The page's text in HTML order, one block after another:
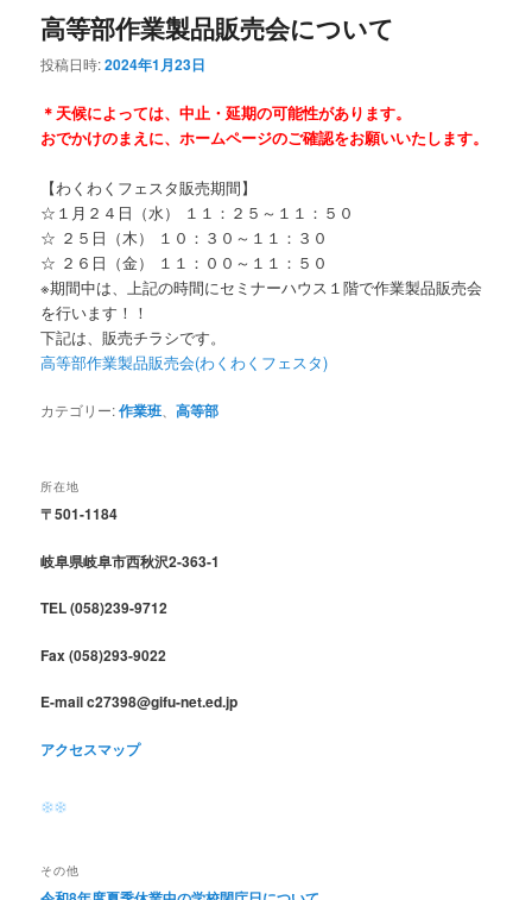
高等部作業製品販売会について
投稿日時:2024年1月23日
＊天候によっては、中止・延期の可能性があります。
おでかけのまえに、ホームページのご確認をお願いいたします。
【わくわくフェスタ販売期間】
☆１月２４日（水） １１：２５～１１：５０
☆ ２５日（木） １０：３０～１１：３０
☆ ２６日（金） １１：００～１１：５０
※期間中は、上記の時間にセミナーハウス１階で作業製品販売会
を行います！！
下記は、販売チラシです。
高等部作業製品販売会(わくわくフェスタ)
カテゴリー:作業班 、高等部
所在地
〒501-1184
岐阜県岐阜市西秋沢2-363-1
TEL (058)239-9712
Fax (058)293-9022
E-mail c27398@gifu-net.ed.jp
アクセスマップ
その他